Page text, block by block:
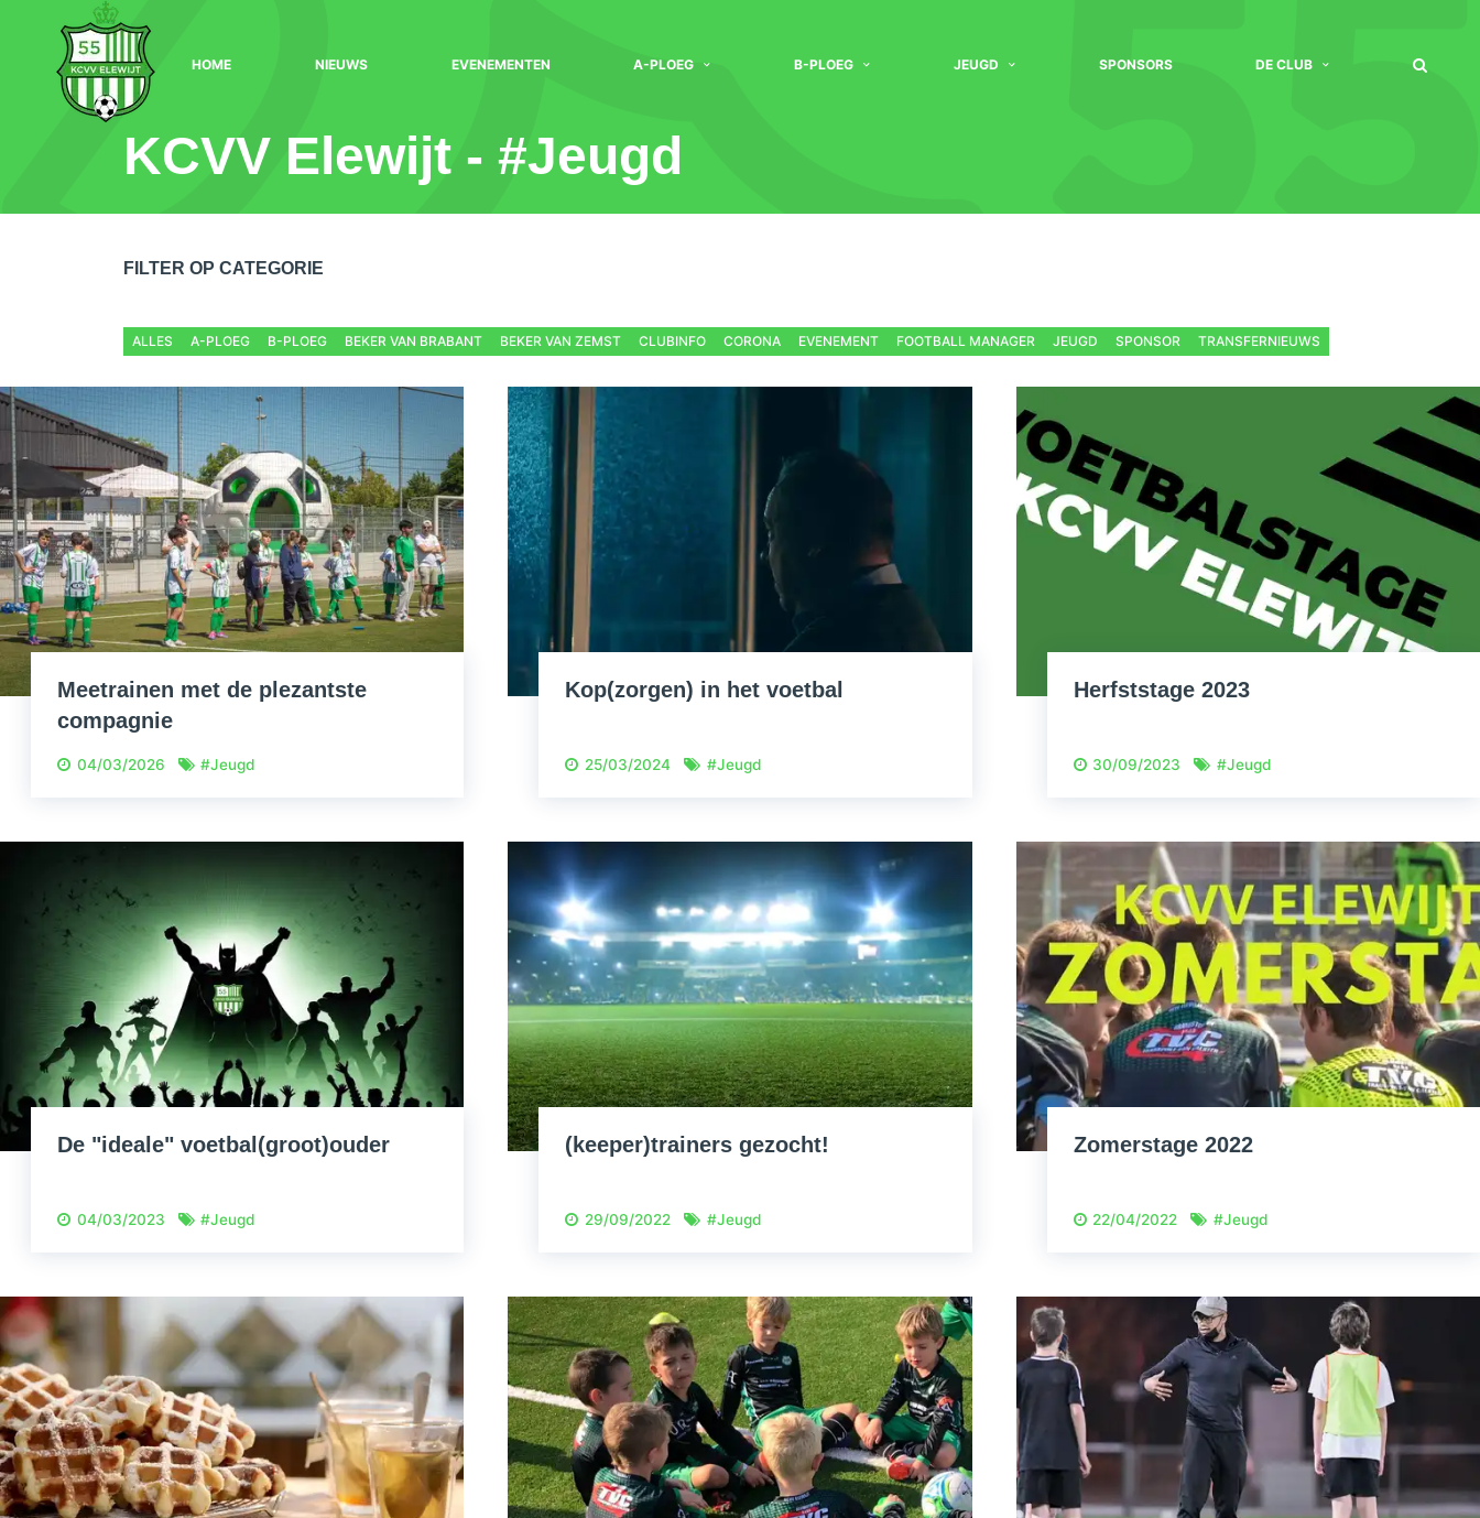
HOME NIEUWS EVENEMENTEN A-PLOEG B-PLOEG JEUGD SPONSORS DE CLUB
KCVV Elewijt - #Jeugd
FILTER OP CATEGORIE
ALLES A-PLOEG B-PLOEG BEKER VAN BRABANT BEKER VAN ZEMST CLUBINFO CORONA EVENEMENT FOOTBALL MANAGER JEUGD SPONSOR TRANSFERNIEUWS
Meetrainen met de plezantste
compagnie
04/03/2026 #Jeugd
Kop(zorgen) in het voetbal
25/03/2024 #Jeugd
Herfststage 2023
30/09/2023 #Jeugd
De "ideale" voetbal(groot)ouder
04/03/2023 #Jeugd
(keeper)trainers gezocht!
29/09/2022 #Jeugd
Zomerstage 2022
22/04/2022 #Jeugd